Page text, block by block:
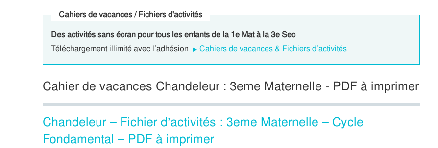
Cahiers de vacances / Fichiers d'activités
Des activités sans écran pour tous les enfants de la 1e Mat à la 3e Sec
Téléchargement illimité avec l’adhésion
Cahiers de vacances & Fichiers d’activités
Cahier de vacances Chandeleur : 3eme Maternelle - PDF à imprimer
Chandeleur – Fichier d’activités : 3eme Maternelle – Cycle
Fondamental – PDF à imprimer